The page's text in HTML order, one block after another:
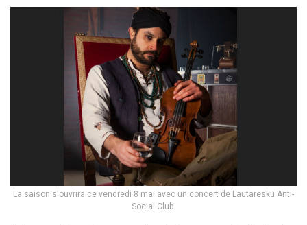
La saison s'ouvrira ce vendredi 8 mai avec un concert de Lautaresku Anti-
Social Club.